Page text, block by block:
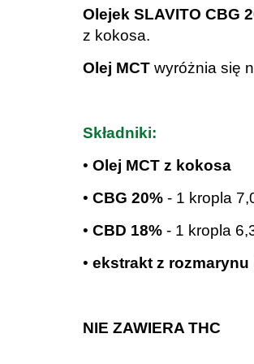
Olejek SLAVITO CBG
z kokosa.
Olej MCT wyróżnia się
Składniki:
• Olej MCT z kokosa
• CBG 20% - 1 kropla
• CBD 18% - 1 kropla
• ekstrakt z rozmarynu
NIE ZAWIERA THC